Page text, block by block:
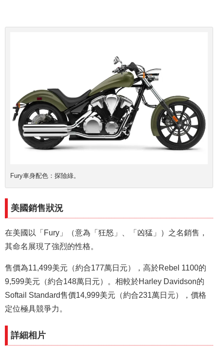
Fury車身配色：探險綠。
美國銷售狀況
在美國以「Fury」（意為「狂怒」、「凶猛」）之名銷售，
其命名展現了強烈的性格。
售價為11,499美元（約合177萬日元），高於Rebel 1100的
9,599美元（約合148萬日元）。相較於Harley Davidson的
Softail Standard售價14,999美元（約合231萬日元），價格
定位極具競爭力。
詳細相片